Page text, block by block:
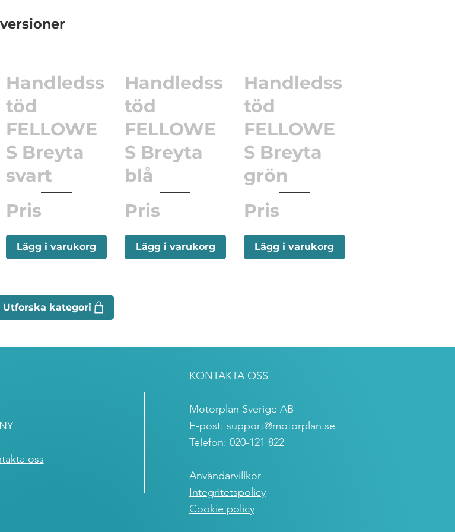
Handledss
töd
FELLOWE
S Breyta
svart
Pris
Lägg i varukorg
Handledss
töd
FELLOWE
S Breyta
blå
Pris
Lägg i varukorg
Handledss
töd
FELLOWE
S Breyta
grön
Pris
Lägg i varukorg
oss
KONTAKTA OSS
Motorplan Sverige AB
E-post: support@motorplan.se
Telefon: 020-121 822
Användarvillkor
Integritetspolicy
Cookie policy